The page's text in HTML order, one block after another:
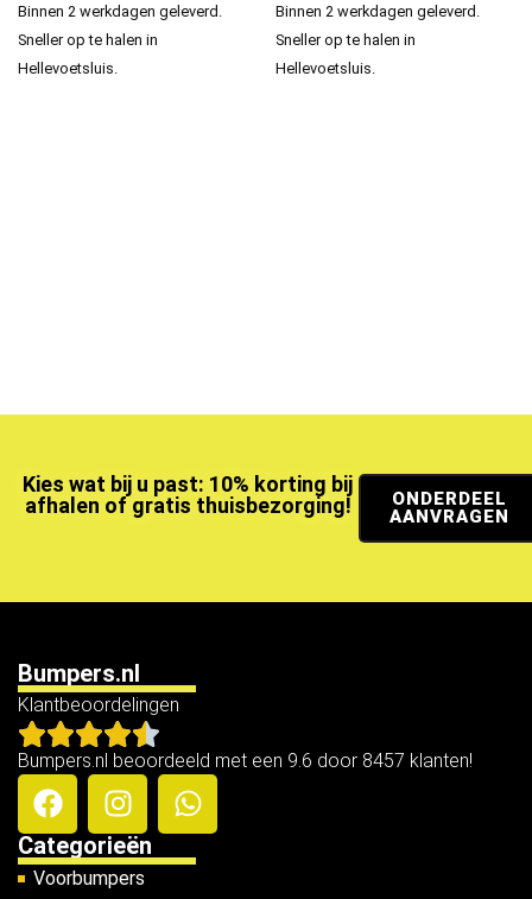
Binnen 2 werkdagen geleverd.
Sneller op te halen in
Hellevoetsluis.
Binnen 2 werkdagen geleverd.
Sneller op te halen in
Hellevoetsluis.
Kies wat bij u past: 10% korting bij
afhalen of gratis thuisbezorging!
ONDERDEEL
AANVRAGEN
Bumpers.nl
Klantbeoordelingen
Bumpers.nl beoordeeld met een 9.6 door 8457 klanten!
Categorieën
Voorbumpers